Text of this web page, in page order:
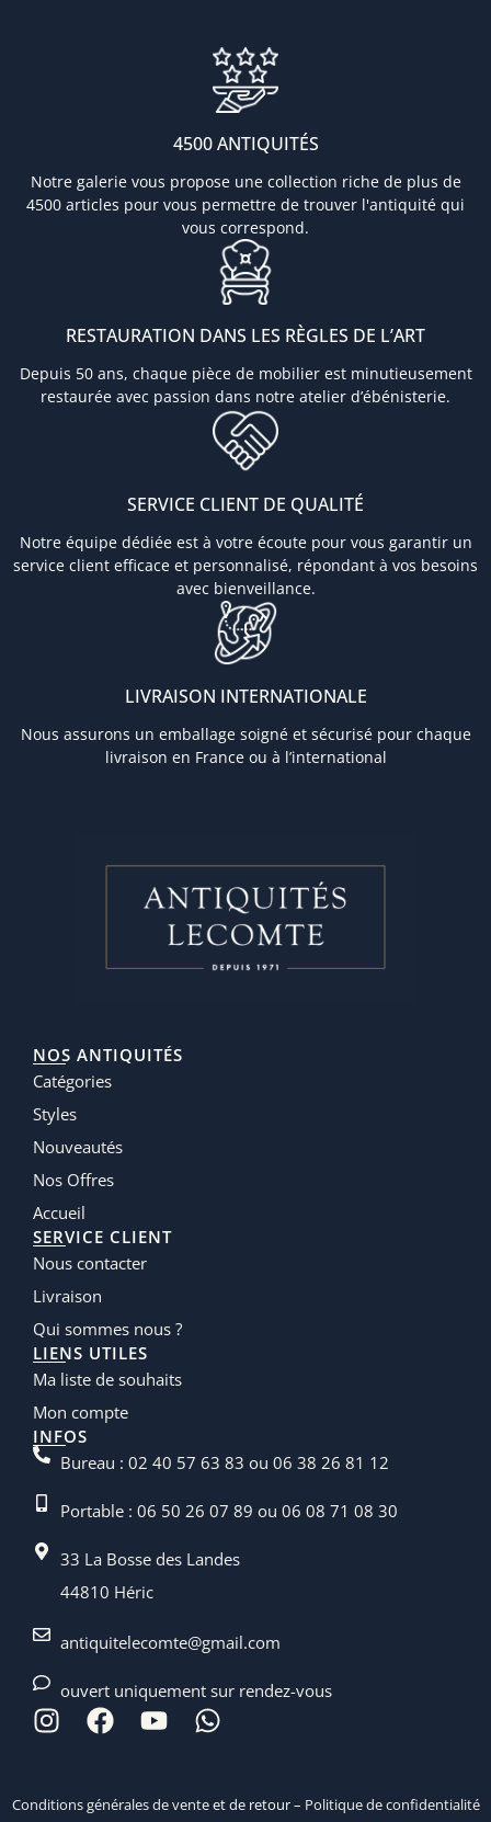
4500 ANTIQUITÉS
Notre galerie vous propose une collection riche de plus de
4500 articles pour vous permettre de trouver l'antiquité qui
vous correspond.
RESTAURATION DANS LES RÈGLES DE L’ART
Depuis 50 ans, chaque pièce de mobilier est minutieusement
restaurée avec passion dans notre atelier d’ébénisterie.
SERVICE CLIENT DE QUALITÉ
Notre équipe dédiée est à votre écoute pour vous garantir un
service client efficace et personnalisé, répondant à vos besoins
avec bienveillance.
LIVRAISON INTERNATIONALE
Nous assurons un emballage soigné et sécurisé pour chaque
livraison en France ou à l’international
NOS ANTIQUITÉS
Catégories
Styles
Nouveautés
Nos Offres
Accueil
SERVICE CLIENT
Nous contacter
Livraison
Qui sommes nous ?
LIENS UTILES
Ma liste de souhaits
Mon compte
INFOS
Bureau : 02 40 57 63 83 ou 06 38 26 81 12
Portable : 06 50 26 07 89 ou 06 08 71 08 30
33 La Bosse des Landes
44810 Héric
antiquitelecomte@gmail.com
ouvert uniquement sur rendez-vous
Conditions générales de venteet de retour – Politique de confidentialité